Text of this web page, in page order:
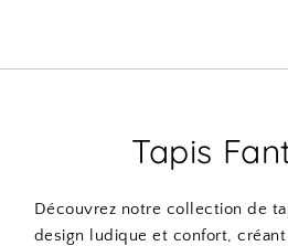
Tapis
Découvrez notre collection de
design ludique et confort,